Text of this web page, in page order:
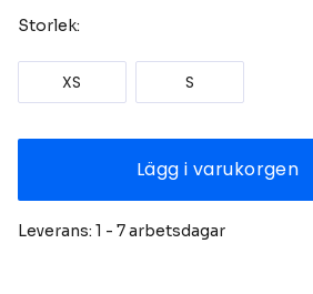
Storlek:
XS S
Lägg i varukorgen
Leverans: 1 - 7 arbetsdagar